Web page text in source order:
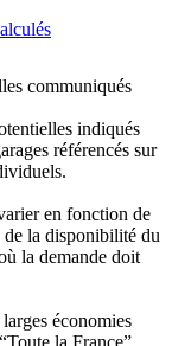
communiqués
indiqués
référencés sur
en fonction de
de la disponibilité du
la demande doit
économies
la France”